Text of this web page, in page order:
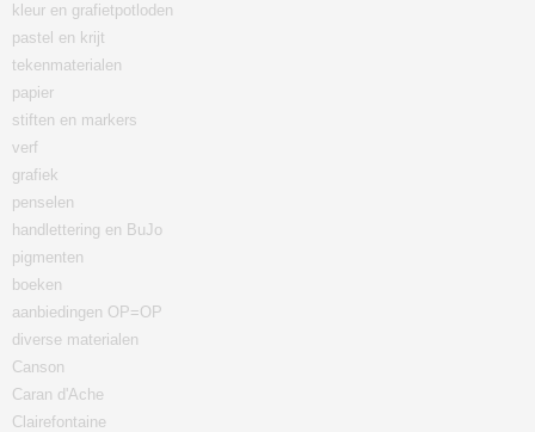
kleur en grafietpotloden
pastel en krijt
tekenmaterialen
papier
stiften en markers
verf
grafiek
penselen
handlettering en BuJo
pigmenten
boeken
aanbiedingen OP=OP
diverse materialen
Canson
Caran d'Ache
Clairefontaine